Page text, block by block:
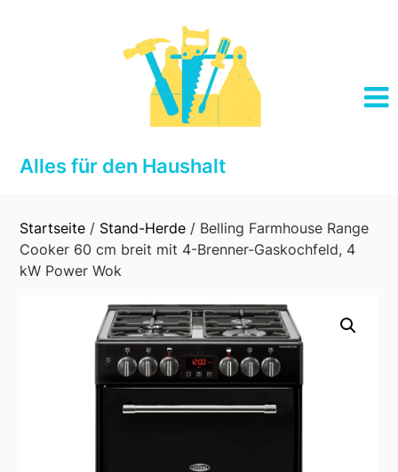
Alles für den Haushalt
Startseite / Stand-Herde / Belling Farmhouse Range
Cooker 60 cm breit mit 4-Brenner-Gaskochfeld, 4
kW Power Wok